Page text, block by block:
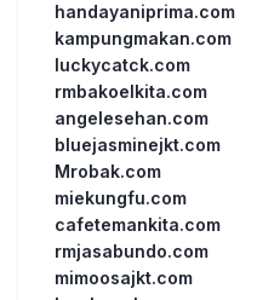
handayaniprima.com
kampungmakan.com
luckycatck.com
rmbakoelkita.com
angelesehan.com
bluejasminejkt.com
Mrobak.com
miekungfu.com
cafetemankita.com
rmjasabundo.com
mimoosajkt.com